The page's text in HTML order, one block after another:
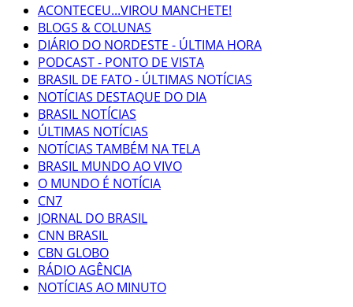
ACONTECEU...VIROU MANCHETE!
BLOGS & COLUNAS
DIÁRIO DO NORDESTE - ÚLTIMA HORA
PODCAST - PONTO DE VISTA
BRASIL DE FATO - ÚLTIMAS NOTÍCIAS
NOTÍCIAS DESTAQUE DO DIA
BRASIL NOTÍCIAS
ÚLTIMAS NOTÍCIAS
NOTÍCIAS TAMBÉM NA TELA
BRASIL MUNDO AO VIVO
O MUNDO É NOTÍCIA
CN7
JORNAL DO BRASIL
CNN BRASIL
CBN GLOBO
RÁDIO AGÊNCIA
NOTÍCIAS AO MINUTO